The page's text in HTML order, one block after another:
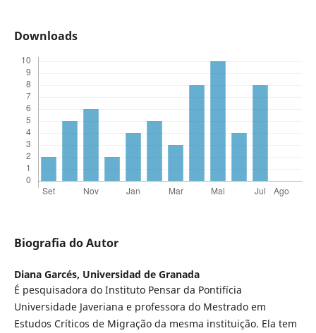
Downloads
Biografia do Autor
Diana Garcés, Universidad de Granada
É pesquisadora do Instituto Pensar da Pontifícia
Universidade Javeriana e professora do Mestrado em
Estudos Críticos de Migração da mesma instituição. Ela tem